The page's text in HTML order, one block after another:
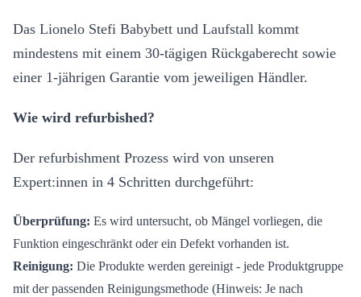
Das Lionelo Stefi Babybett und Laufstall kommt
mindestens mit einem 30-tägigen Rückgaberecht sowie
einer 1-jährigen Garantie vom jeweiligen Händler.
Wie wird refurbished?
Der refurbishment Prozess wird von unseren
Expert:innen in 4 Schritten durchgeführt:
Überprüfung: Es wird untersucht, ob Mängel vorliegen, die
Funktion eingeschränkt oder ein Defekt vorhanden ist.
Reinigung: Die Produkte werden gereinigt - jede Produktgruppe
mit der passenden Reinigungsmethode (Hinweis: Je nach